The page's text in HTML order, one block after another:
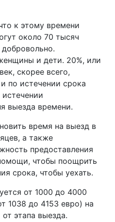
к этому времени
около 70 тысяч
и дети. 20%, или
скорее всего,
по истечении срока
выезда времени.
время на выезд в
а также
предоставления
чтобы поощрить
срока, чтобы уехать.
от 1000 до 4000
1038 до 4153 евро) на
этапа выезда.